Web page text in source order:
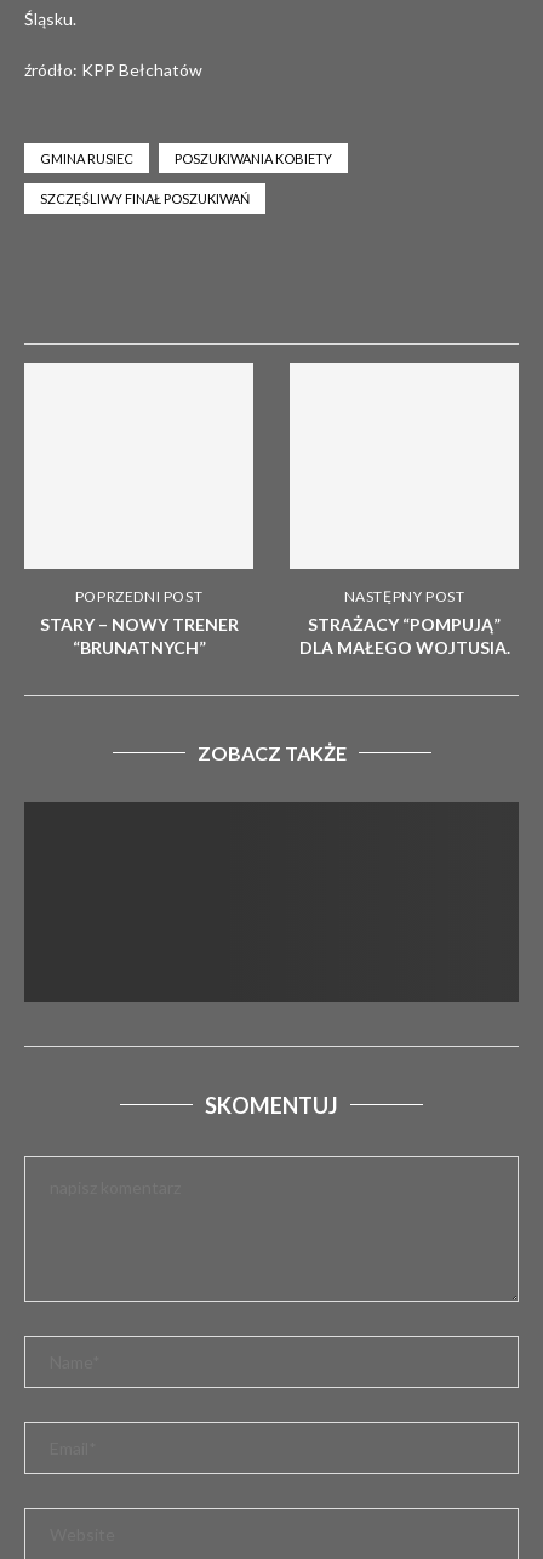
Śląsku.
źródło: KPP Bełchatów
GMINA RUSIEC POSZUKIWANIA KOBIETY
SZCZĘŚLIWY FINAŁ POSZUKIWAŃ
POPRZEDNI POST
STARY – NOWY TRENER
“BRUNATNYCH”
NASTĘPNY POST
STRAŻACY “POMPUJĄ”
DLA MAŁEGO WOJTUSIA.
ZOBACZ TAKŻE
DRAMATYCZNY POCZĄTEK SEZONU. WYPADEK
SKOMENTUJ